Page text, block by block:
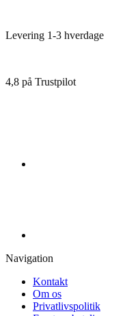
(English
Levering 1-3 hverdage
4,8 på Trustpilot
Navigation
Kontakt
Om os
Privatlivspolitik